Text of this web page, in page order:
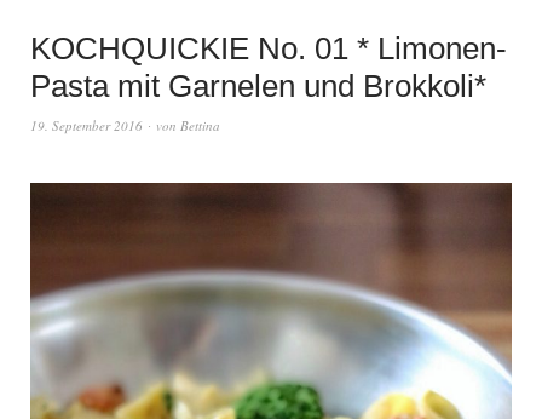
KOCHQUICKIE No. 01 * Limonen-
Pasta mit Garnelen und Brokkoli*
19. September 2016 von Bettina